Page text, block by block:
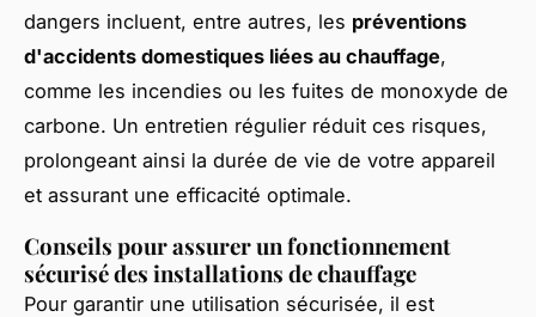
dangers incluent, entre autres, les préventions
d'accidents domestiques liées au chauffage,
comme les incendies ou les fuites de monoxyde de
carbone. Un entretien régulier réduit ces risques,
prolongeant ainsi la durée de vie de votre appareil
et assurant une efficacité optimale.
Conseils pour assurer un fonctionnement
sécurisé des installations de chauffage
Pour garantir une utilisation sécurisée, il est